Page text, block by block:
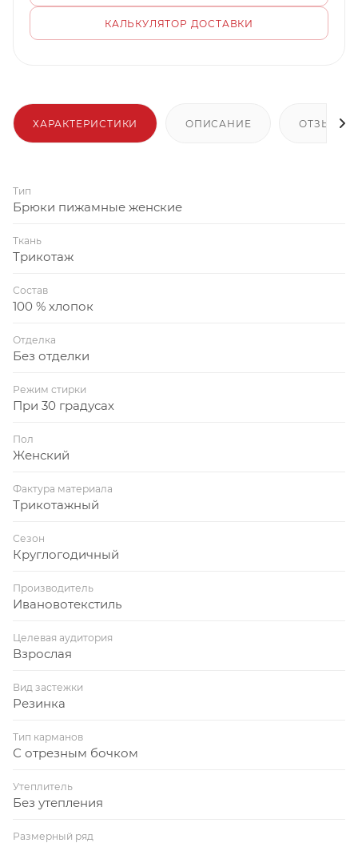
КАЛЬКУЛЯТОР ДОСТАВКИ
ХАРАКТЕРИСТИКИ ОПИСАНИЕ ОТЗЫВЫ
Тип
Брюки пижамные женские
Ткань
Трикотаж
Состав
100 % хлопок
Отделка
Без отделки
Режим стирки
При 30 градусах
Пол
Женский
Фактура материала
Трикотажный
Сезон
Круглогодичный
Производитель
Ивановотекстиль
Целевая аудитория
Взрослая
Вид застежки
Резинка
Тип карманов
С отрезным бочком
Утеплитель
Без утепления
Размерный ряд